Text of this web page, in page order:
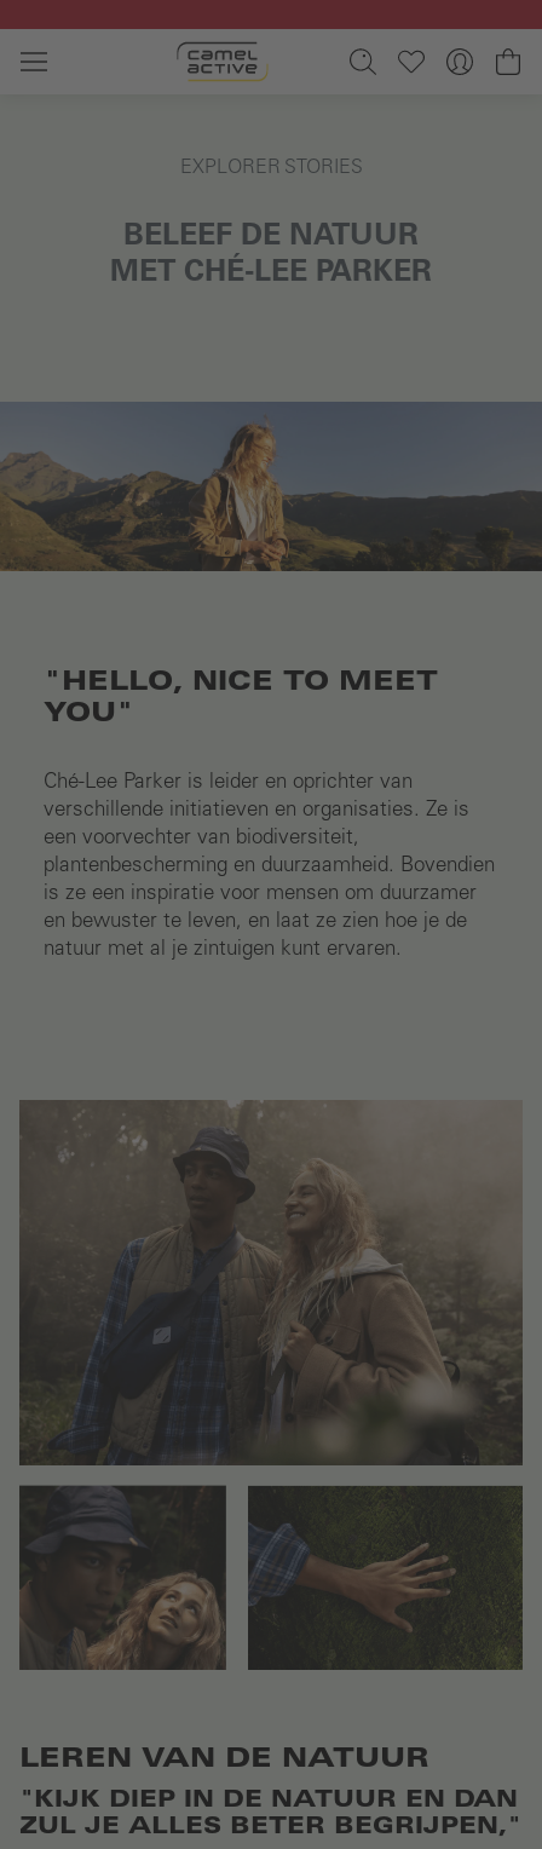
Ga naar de hoofdinhoud
EXPLORER STORIES
BELEEF DE NATUUR
MET CHÉ-LEE PARKER
"HELLO, NICE TO MEET
YOU"
Ché-Lee Parker is leider en oprichter van
verschillende initiatieven en organisaties. Ze is
een voorvechter van biodiversiteit,
plantenbescherming en duurzaamheid. Bovendien
is ze een inspiratie voor mensen om duurzamer
en bewuster te leven, en laat ze zien hoe je de
natuur met al je zintuigen kunt ervaren.
LEREN VAN DE NATUUR
"KIJK DIEP IN DE NATUUR EN DAN
ZUL JE ALLES BETER BEGRIJPEN,"